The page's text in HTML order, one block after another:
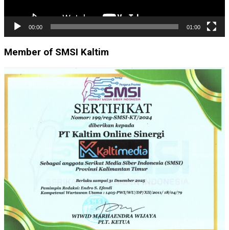
00:00 01:00
Member of SMSI Kaltim